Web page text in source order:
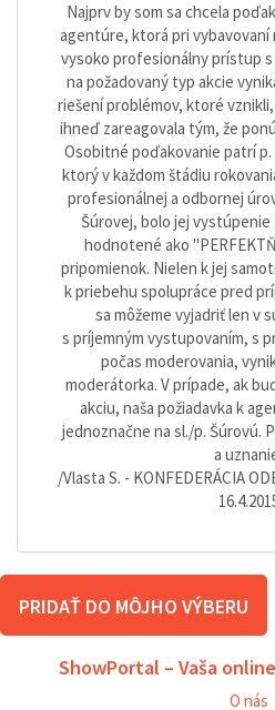
Najprv by som sa chcela
agentúre, ktorá pri vybavovaní
vysoko profesionálny prístup
na požadovaný typ akcie
riešení problémov, ktoré
ihneď zareagovala tým, že
Osobitné poďakovanie patrí
ktorý v každom štádiu
profesionálnej a odbornej
Šúrovej, bolo jej
hodnotené ako
pripomienok. Nielen k jej
k priebehu spolupráce pred
sa môžeme vyjadriť len v
s príjemným vystupovaním, s
počas moderovania,
moderátorka. V prípade, ak
akciu, naša požiadavka k
jednoznačne na sl./p. Šúrovú.
a
/Vlasta S. - KONFEDERÁCIA
PRIDAŤ DO MÔJHO VÝBERU
ShowPortal – Vaša
O nás